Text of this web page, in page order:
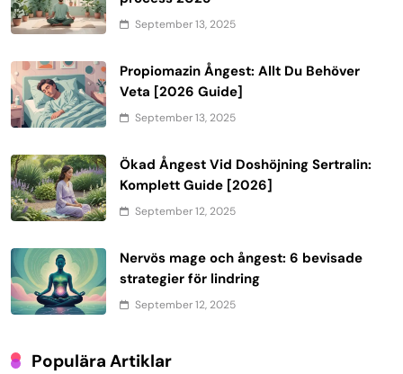
September 13, 2025
Propiomazin Ångest: Allt Du Behöver
Veta [2026 Guide]
September 13, 2025
Ökad Ångest Vid Doshöjning Sertralin:
Komplett Guide [2026]
September 12, 2025
Nervös mage och ångest: 6 bevisade
strategier för lindring
September 12, 2025
Populära Artiklar